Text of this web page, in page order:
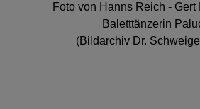
Foto von Hanns Reich - Gert
Baletttänzerin
(Bildarchiv Dr.